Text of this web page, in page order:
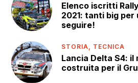
Elenco iscritti
2021: tanti big
seguire!
STORIA, TECNICA
Lancia Delta S4:
costruita per il